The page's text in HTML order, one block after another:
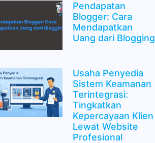
Pendapatan
Blogger: Cara
Mendapatkan
Uang dari Blogging
Usaha Penyedia
Sistem Keamanan
Terintegrasi:
Tingkatkan
Kepercayaan Klien
Lewat Website
Profesional